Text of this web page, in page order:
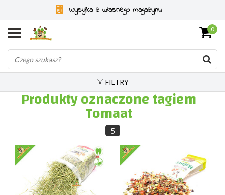
Wysyłka z własnego magazynu
0
FILTRY
Produkty oznaczone tagiem
Tomaat
5